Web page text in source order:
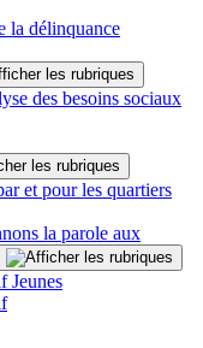
la délinquance
des besoins sociaux
et pour les quartiers
la parole aux
Jeunes